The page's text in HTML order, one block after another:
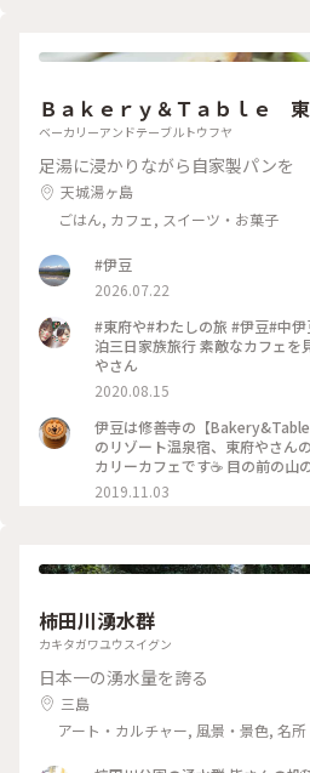
レトロ #レトロ商店街 #昭和レト
グルメ #食べ歩き #旅のごはん
#静岡県 #静岡
っててびっくり！周辺にもお店
だったので、バスで熱海駅まで帰って
#熱海旅行 #熱海スイーツ #こと
Ｂａｋｅｒｙ＆Ｔａｂｌｅ
ベーカリーアンドテーブルトウフヤ
足湯に浸かりながら自家製パンを
天城湯ヶ島
ごはん, カフェ, スイーツ・お菓子
#伊豆
2026.07.22
#東府や#わたしの旅 #伊豆#中伊豆
泊三日家族旅行 素敵なカフェを
やさん
2020.08.15
伊豆は修善寺の【Bakery&Table 東府や
のリゾート温泉宿、東府やさん
カリーカフェです☕️ 目の前の山の緑や、紅葉を楽しみながら、
吉奈温泉の足湯に浸かって、 美
足湯ベーカリーカフェはもちろ
節によってメニューが変わった
館 #静岡 #ドライブ
2019.11.03
柿田川湧水群
カキタガワユウスイグン
日本一の湧水量を誇る
三島
アート・カルチャー, 風景・景色, 名